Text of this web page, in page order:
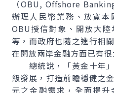
（OBU, Offshore
辦理人民幣業務、放寬
OBU授信對象、開放大
等，而政府也隨之進行相
在開放兩岸金融方面已有
總統說，「黃金十年」
級發展，打造前瞻穩健之
元之金融需求，全面提